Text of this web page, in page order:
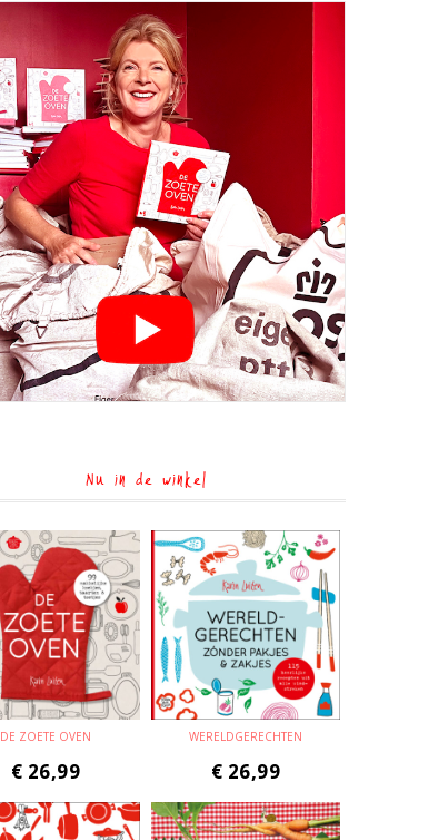
Nu in de winkel
DE ZOETE OVEN
€ 26,99
WERELDGERECHTEN
€ 26,99